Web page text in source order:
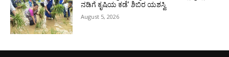
ನಡಿಗೆ ಕೃಷಿಯ ಕಡೆ’ ಶಿಬಿರ ಯಶಸ್ವಿ
August 5, 2026